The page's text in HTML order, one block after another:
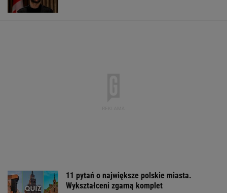
11 pytań o największe polskie miasta.
Wykształceni zgarną komplet